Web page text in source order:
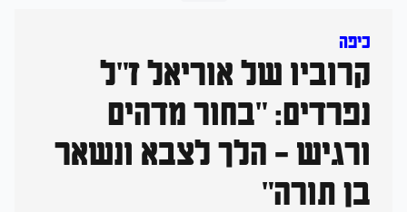
כיפה
קרוביו של אוריאל ז"ל
נפרדים: "בחור מדהים
ורגיש - הלך לצבא ונשאר
בן תורה"